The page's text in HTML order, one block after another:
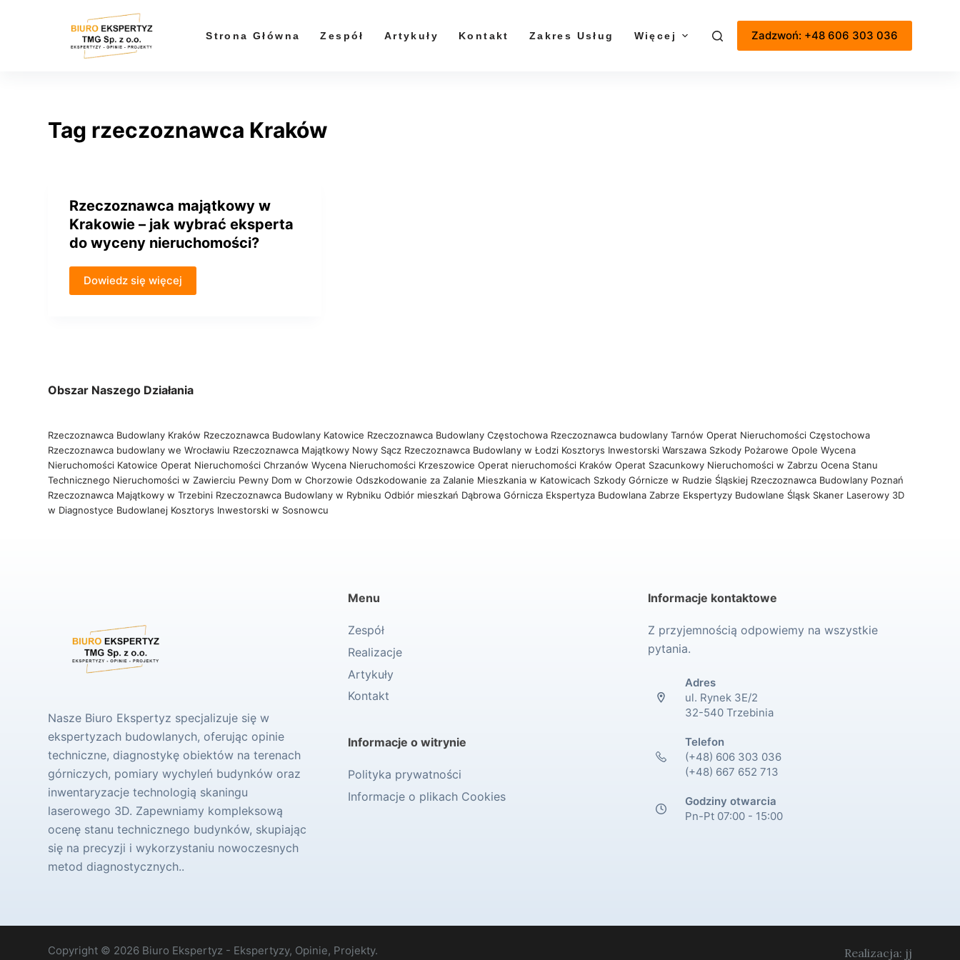
Strona Główna Zespół Artykuły Kontakt Zakres Usług Więcej Zadzwoń: +48 606 303 036
Tag rzeczoznawca Kraków
Rzeczoznawca majątkowy w
Krakowie – jak wybrać eksperta
do wyceny nieruchomości?
Dowiedz się więcej
Obszar Naszego Działania
Rzeczoznawca Budowlany Kraków Rzeczoznawca Budowlany Katowice Rzeczoznawca Budowlany Częstochowa Rzeczoznawca budowlany Tarnów Operat Nieruchomości Częstochowa
Rzeczoznawca budowlany we Wrocławiu Rzeczoznawca Majątkowy Nowy Sącz Rzeczoznawca Budowlany w Łodzi Kosztorys Inwestorski Warszawa Szkody Pożarowe OpoleWycena
Nieruchomości Katowice Operat Nieruchomości Chrzanów Wycena Nieruchomości KrzeszowiceOperat nieruchomości Kraków Operat Szacunkowy Nieruchomości w ZabrzuOcena Stanu
Technicznego Nieruchomości w Zawierciu Pewny Dom w Chorzowie Odszkodowanie za Zalanie Mieszkania w Katowicach Szkody Górnicze w Rudzie Śląskiej Rzeczoznawca Budowlany Poznań
Rzeczoznawca Majątkowy w Trzebini Rzeczoznawca Budowlany w RybnikuOdbiór mieszkań Dąbrowa Górnicza Ekspertyza Budowlana Zabrze Ekspertyzy Budowlane Śląsk Skaner Laserowy 3D
w Diagnostyce Budowlanej Kosztorys Inwestorski w Sosnowcu
Nasze Biuro Ekspertyz specjalizuje się w
ekspertyzach budowlanych, oferując opinie
techniczne, diagnostykę obiektów na terenach
górniczych, pomiary wychyleń budynków oraz
inwentaryzacje technologią skaningu
laserowego 3D. Zapewniamy kompleksową
ocenę stanu technicznego budynków, skupiając
się na precyzji i wykorzystaniu nowoczesnych
metod diagnostycznych..
Menu
Zespół
Realizacje
Artykuły
Kontakt
Informacje o witrynie
Polityka prywatności
Informacje o plikach Cookies
Informacje kontaktowe
Z przyjemnością odpowiemy na wszystkie
pytania.
Adres
ul. Rynek 3E/2
32-540 Trzebinia
Telefon
(+48) 606 303 036
(+48) 667 652 713
Godziny otwarcia
Pn-Pt 07:00 - 15:00
Copyright © 2026 Biuro Ekspertyz - Ekspertyzy, Opinie, Projekty. Realizacja: jj